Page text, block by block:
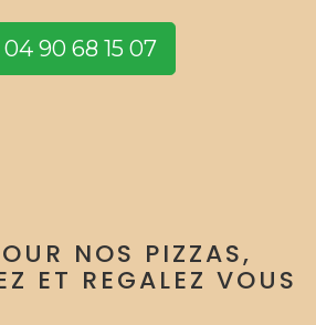
90 68 15 07
NOS PIZZAS,
ET REGALEZ VOUS